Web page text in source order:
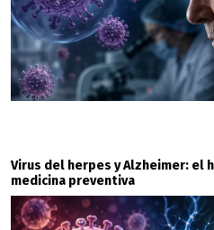
Virus del herpes y Alzheimer: el
medicina preventiva